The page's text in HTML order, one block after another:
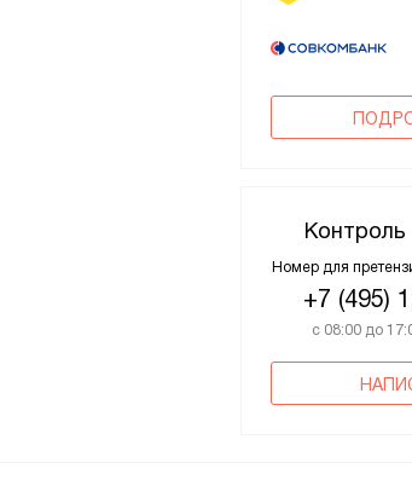
Контроль
Номер для
+7 (495)
с 08:00 до